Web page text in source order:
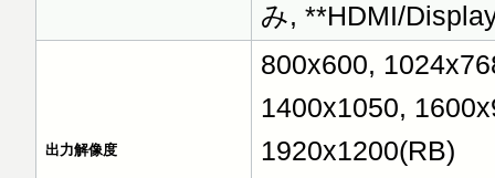
み, **HDMI/
出力解像度
800x600,
1400x1050,
1920x1200(RB)